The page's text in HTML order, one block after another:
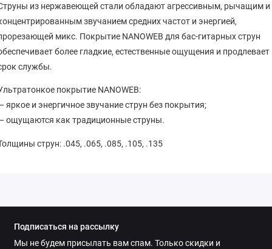
из нержавеющей стали обладают агрессивным, рычащим и
звучанием средних частот и энергией,
микс. Покрытие NANOWEB для бас-гитарных струн
более гладкие, естественные ощущения и продлевает
службы.
покрытие NANOWEB:
яркое и энергичное звучание струн без покрытия;
ощущаются как традиционные струны.
струн: .045, .065, .085, .105, .135
Подписаться на рассылку
Мы не будем присылать вам спам. Только скидки и